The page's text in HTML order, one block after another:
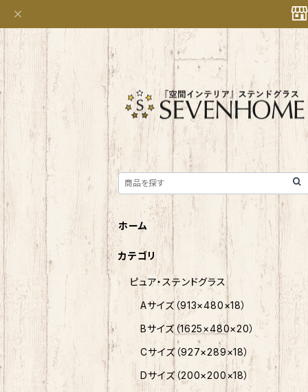
ホーム
カテゴリ
ピュア・ステンドグラス
Aサイズ（913×480×18）
Bサイズ（1625×480×20）
Cサイズ（927×289×18）
Dサイズ（200×200×18）